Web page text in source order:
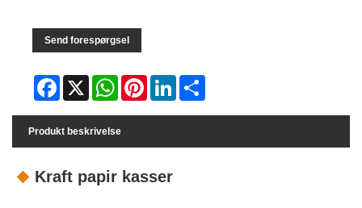
Send forespørgsel
Facebook
X WhatsAppPinterestLinkedIn
Produkt beskrivelse
Kraft papir kasser